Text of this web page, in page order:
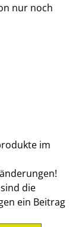
nur noch
im
die
ein Beitrag